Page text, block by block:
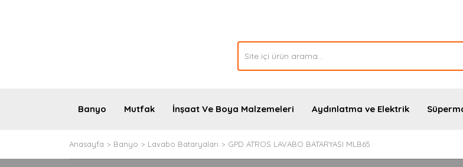
Banyo Mutfak İnşaat Ve Boya Malzemeleri Aydınlatma ve Elektrik
Anasayfa Banyo Lavabo Bataryaları GPD ATROS LAVABO BATARYASI MLB65